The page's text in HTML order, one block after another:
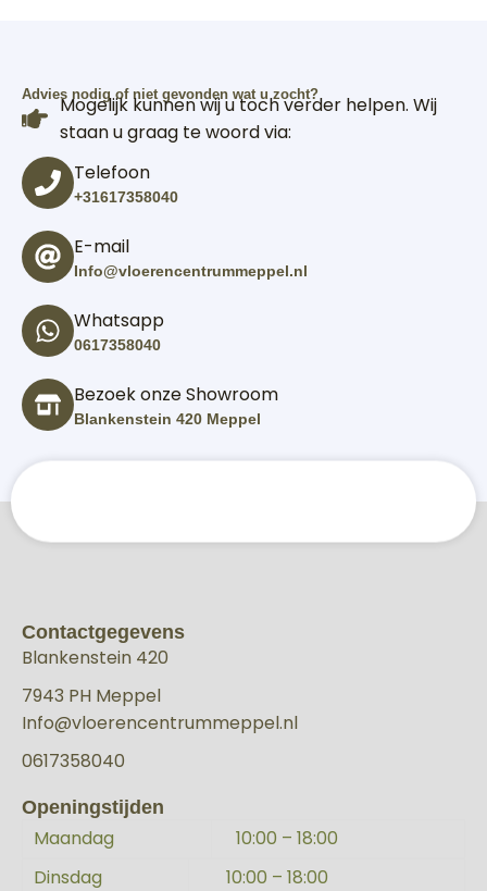
Advies nodig of niet gevonden wat u zocht?
Mogelijk kunnen wij u toch verder helpen. Wij
staan u graag te woord via:
Telefoon
+31617358040
E-mail
Info@vloerencentrummeppel.nl
Whatsapp
0617358040
Bezoek onze Showroom
Blankenstein 420 Meppel
Contactgegevens
Blankenstein 420
7943 PH Meppel
Info@vloerencentrummeppel.nl
0617358040
Openingstijden
Maandag
10:00 – 18:00
Dinsdag
10:00 – 18:00